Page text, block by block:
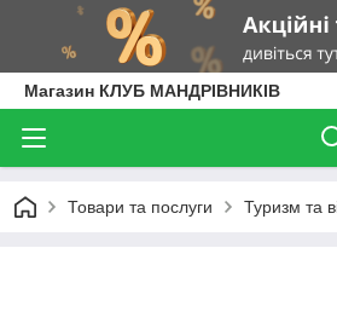
Магазин КЛУБ МАНДРІВНИКІВ
Товари та послуги Туризм та